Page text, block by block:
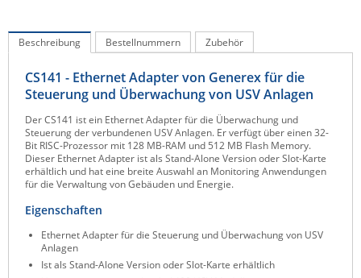
Panorama Antennas
Power Kingdom
Raritan
Riello UPS
Server Technology
Siretta
SIRIO Antenne
Sunbird
Beschreibung Bestellnummern Zubehör
CS141 - Ethernet Adapter von Generex für die
Steuerung und Überwachung von USV Anlagen
Der CS141 ist ein Ethernet Adapter für die Überwachung und
Steuerung der verbundenen USV Anlagen. Er verfügt über einen 32-
Bit RISC-Prozessor mit 128 MB-RAM und 512 MB Flash Memory.
Dieser Ethernet Adapter ist als Stand-Alone Version oder Slot-Karte
erhältlich und hat eine breite Auswahl an Monitoring Anwendungen
für die Verwaltung von Gebäuden und Energie.
Eigenschaften
Ethernet Adapter für die Steuerung und Überwachung von USV
Anlagen
Ist als Stand-Alone Version oder Slot-Karte erhältlich